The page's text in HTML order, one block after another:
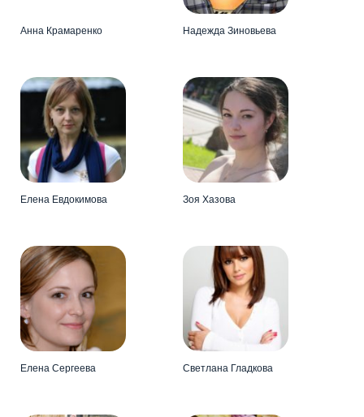
Анна Крамаренко Надежда Зиновьева
Елена Евдокимова Зоя Хазова
Елена Сергеева Светлана Гладкова